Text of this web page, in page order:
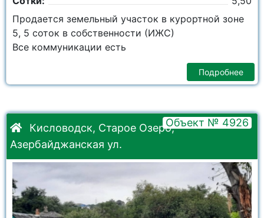
Продается земельный участок в курортной зоне
5, 5 соток в собственности (ИЖС)
Все коммуникации есть
Подробнее
Кисловодск, Старое Озеро,
Азербайджанская ул.
Объект № 4926